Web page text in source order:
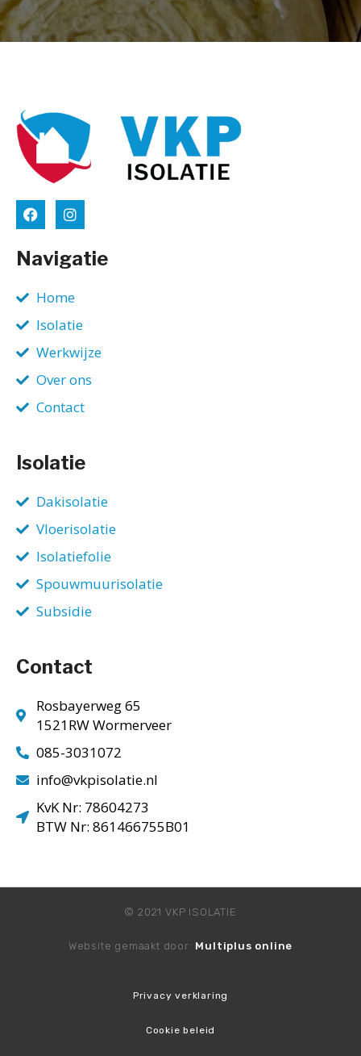
Navigatie
Home
Isolatie
Werkwijze
Over ons
Contact
Isolatie
Dakisolatie
Vloerisolatie
Isolatiefolie
Spouwmuurisolatie
Subsidie
Contact
Rosbayerweg 65
1521RW Wormerveer
085-3031072
info@vkpisolatie.nl
KvK Nr: 78604273
BTW Nr: 861466755B01
© 2021 VKP ISOLATIE
Website gemaakt door: Multiplus online
Privacy verklaring
Cookie beleid